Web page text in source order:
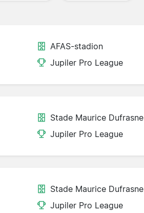
AFAS-stadion
Jupiler Pro League
Stade Maurice Dufrasne
Jupiler Pro League
Stade Maurice Dufrasne
Jupiler Pro League